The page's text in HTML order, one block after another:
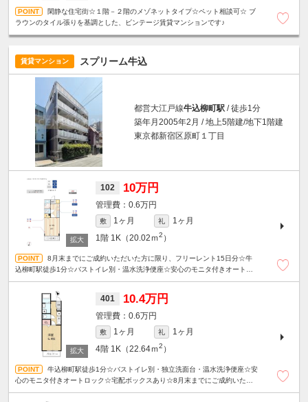
閑静な住宅街☆１階－２階のメゾネットタイプ☆ペット相談可☆ ブ
ラウンのタイル張りを基調とした、ビンテージ賃貸マンションです♪
賃貸マンション スプリーム牛込
都営大江戸線牛込柳町駅 / 徒歩1分
築年月2005年2月 / 地上5階建/地下1階建
東京都新宿区原町１丁目
102 10万円
0.6万円
敷 1ヶ月 礼
1ヶ月
1階 1K（20.02ｍ2 ）
8月末までにご成約いただいた方に限り、フリーレント15日分☆牛
込柳町駅徒歩1分☆バストイレ別・温水洗浄便座☆安心のモニタ付きオートロ
401 10.4万円
0.6万円
敷 1ヶ月 礼
1ヶ月
4階 1K（22.64ｍ2 ）
牛込柳町駅徒歩1分☆バストイレ別・独立洗面台・温水洗浄便座☆安
心のモニタ付きオートロック☆宅配ボックスあり☆8月末までにご成約いただ